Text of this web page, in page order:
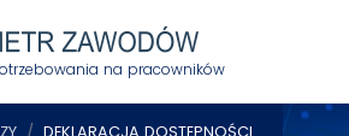
na pracowników
GŁÓWNEJ
DEKLARACJA DOSTĘPNOŚCI